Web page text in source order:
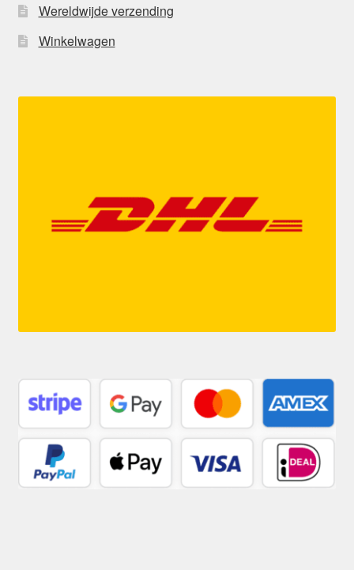
Wereldwijde verzending
Winkelwagen